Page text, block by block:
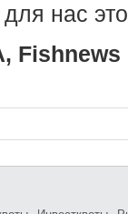
нас
Fishnews